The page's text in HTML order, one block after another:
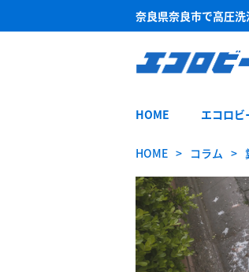
奈良県奈良市で高圧
HOME エコロビ
HOME コラム